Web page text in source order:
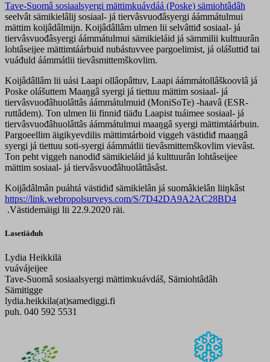
Tave-Suomâ sosiaalsyergi mättimkuávdáá (Poske) sämiohtâdâh
seelvât sämikielâlij sosiaal- já tiervâsvuođâsyergi áámmátulmui
mättim koijâdâlmijn. Koijâdâllâm ulmen lii selvâttiđ sosiaal- já
tiervâsvuođâsyergi áámmátulmui sämikieláid já sämmilii kulttuurân
lohtâseijee mättimtáárbuid nubástuvvee pargoelimist, já olášuttiđ tai
vuáđuld áámmátlii tievâsmittemškovlim.
Koijâdâllâm lii uási Laapi ollâopâttuv, Laapi áámmátollâškoovlâ já
Poske olášuttem Maaŋgâ syergi já tiettuu mättim sosiaal- já
tiervâsvuođâhuolâttâs áámmátulmuid (MoniSoTe) -haavâ (ESR-
ruttâdem). Ton ulmen lii finniđ tiäđu Laapist tuáimee sosiaal- já
tiervâsvuođâhuolâttâs áámmátulmui maaŋgâ syergi mättimtáárbuin.
Pargoeellim äigikyevdilis mättimtárboid viggeh västidiđ maaŋgâ
syergi já tiettuu soti-syergi áámmátlii tievâsmittemškovlim vievâst.
Ton peht viggeh nanodiđ sämikieláid já kulttuurân lohtâseijee
mättim sosiaal- já tiervâsvuođâhuolâttâsâst.
Koijâdâlmân puáhtá västidiđ sämikielân já suomâkielân liiŋkâst
https://link.webropolsurveys.com/S/7D42DA9A2AC28BD4
.Västidemäigi lii 22.9.2020 räi.
Lasetiäđuh
Lydia Heikkilä
vuávájeijee
Tave-Suomâ sosiaalsyergi mättimkuávdáš, Sämiohtâdâh
Sämitigge
lydia.heikkila(at)samediggi.fi
puh. 040 592 5531